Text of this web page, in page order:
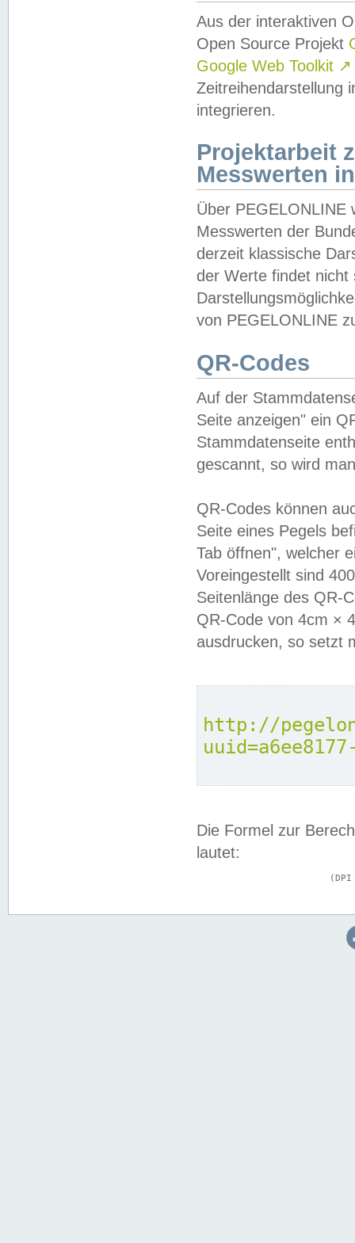
Aus der interaktiven
Open Source Projekt
Google Web Toolkit ↗
Zeitreihendarstellung
integrieren.
Projektarbeit
Messwerten
Über PEGELONLINE
Messwerten der
derzeit klassische
der Werte findet
von PEGELONLINE
QR-Codes
Auf der
Seite anzeigen" ein
Stammdatenseite
gescannt, so wird
QR-Codes können
Seite eines Pegels
Tab öffnen", welcher
Voreingestellt sind
Seitenlänge des QR-
QR-Code von 4cm ×
ausdrucken, so setzt
http://
Die Formel zur
lautet: